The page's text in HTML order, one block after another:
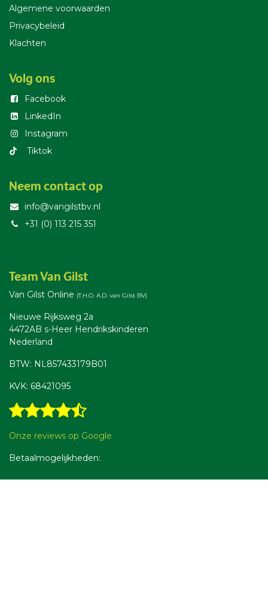
Algemene voorwaarden
Privacybeleid
Klachten
Volg ons
Facebook
LinkedIn
Instagram
T​iktok
Neem contact op
info@vangilstbv.nl
+31 (0) 113 215 351
Team Van Gilst
Van Gilst Online (T.H.O. A.D. van Gilst BV)
Nieuwe Rijksweg 2a
4472AB s-Heer Hendrikskinderen
Nederland
BTW: NL857433179B01
KVK: 68421095
Onze reviews op Google
Betaalmogelijkheden: